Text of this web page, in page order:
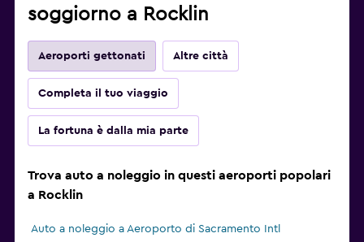
soggiorno a Rocklin
Aeroporti gettonati Altre città
Completa il tuo viaggio
La fortuna è dalla mia parte
Trova auto a noleggio in questi aeroporti popolari
a Rocklin
Auto a noleggio a Aeroporto di Sacramento Intl